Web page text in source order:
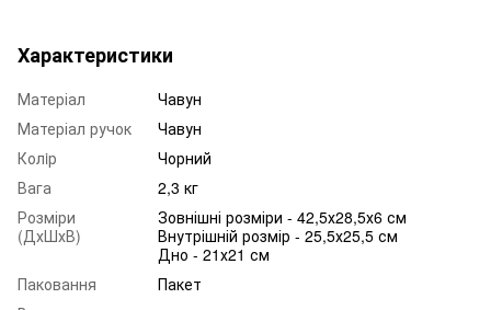
Характеристики
Матеріал
Чавун
Матеріал ручок
Чавун
Колiр
Чорний
Вага
2,3 кг
Розміри
(ДхШхВ)
Зовнішні розміри - 42,5х28,5х6 см
Внутрішній розмір - 25,5х25,5 см
Дно - 21х21 см
Паковання
Пакет